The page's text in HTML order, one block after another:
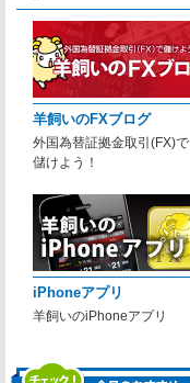
羊飼いのFXブログ
外国為替証拠金取引(FX)で
儲けよう！
iPhoneアプリ
羊飼いのiPhoneアプリ